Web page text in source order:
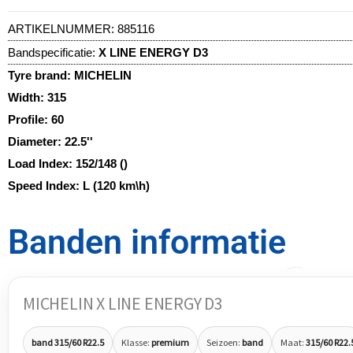
ARTIKELNUMMER: 885116
Bandspecificatie: X LINE ENERGY D3
Tyre brand: MICHELIN
Width: 315
Profile: 60
Diameter: 22.5''
Load Index: 152/148 ()
Speed Index: L (120 km\h)
Banden informatie
MICHELIN X LINE ENERGY D3
band 315/60 R22.5 Klasse: premium Seizoen: band Maat: 315/60